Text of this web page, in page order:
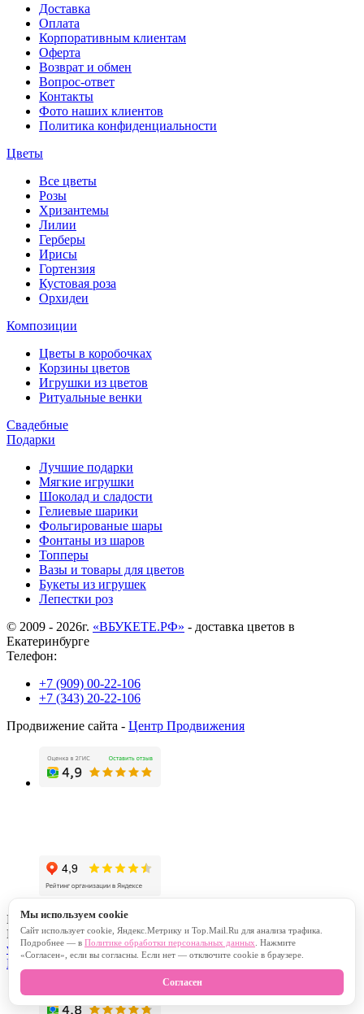
Доставка
Оплата
Корпоративным клиентам
Оферта
Возврат и обмен
Вопрос-ответ
Контакты
Фото наших клиентов
Политика конфиденциальности
Цветы
Все цветы
Розы
Хризантемы
Лилии
Герберы
Ирисы
Гортензия
Кустовая роза
Орхидеи
Композиции
Цветы в коробочках
Корзины цветов
Игрушки из цветов
Ритуальные венки
Свадебные
Подарки
Лучшие подарки
Мягкие игрушки
Шоколад и сладости
Гелиевые шарики
Фольгированые шары
Фонтаны из шаров
Топперы
Вазы и товары для цветов
Букеты из игрушек
Лепестки роз
© 2009 - 2026г. «ВБУКЕТЕ.РФ» - доставка цветов в
Екатеринбурге
Телефон:
+7 (909) 00-22-106
+7 (343) 20-22-106
Продвижение сайта - Центр Продвижения
E-mail для коммерческих предложений:
E-mail для консультаций, претензий и заказа:
vbukete.rf@gmail.com
Политика конфиденциальности
Мы используем cookie
Сайт использует cookie, Яндекс.Метрику и Top.Mail.Ru для анализа трафика.
Подробнее — в Политике обработки персональных данных . Нажмите
«Согласен», если вы согласны. Если нет — отключите cookie в браузере.
Согласен